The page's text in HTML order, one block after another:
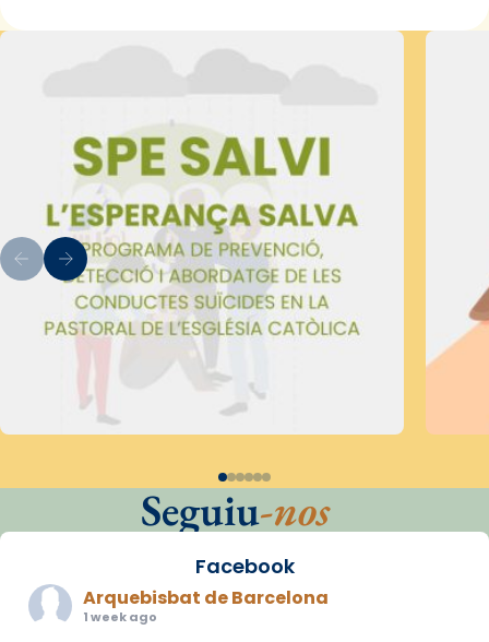
Seguiu-nos
Facebook
Arquebisbat de Barcelona
1 week ago